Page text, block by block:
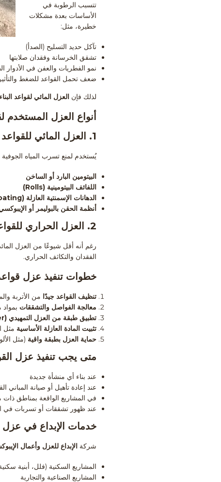
تتسبب الرطوبة في
الأساسات بعدة مشكلات
خطيرة، مثل:
تآكل حديد التسليح (الصدأ)
تشقق الخرسانة وفقدان صلابتها
نمو الفطريات والعفن في الأدوار
ضعف تحمل القواعد للضغط
لذلك فإن العزل المائي لقواعد البناء
أنواع العزل المستخدم
1.
العزل المائي للقواعد
يُستخدم لمنع تسرب المياه
البيتومين البارد أو الساخن
اللفائف البيتومينية (Rolls)
الدهانات الإسمنتية العازلة (Cementitious Coating)
أنظمة الحقن بالبوليمر أو
2. العزل الحراري
رغم أنه أقل شيوعًا من العزل
الفقدان والتكاثف الحراري.
خطوات تنفيذ عزل قواعد
تنظيف القواعد جيدًا من الأتربة
معالجة الفواصل والتشققات
تطبيق طبقة من العزل التمهيدي (Primer)
تثبيت المادة العازلة الأساسية مثل
حماية العزل بطبقة واقية (مثل
متى يجب تنفيذ عزل
عند بناء أي منشأة جديدة
عند إعادة تأهيل أو صيانة المباني
في المشاريع الواقعة بمناطق ذات
عند ظهور تشققات أو تسربات في
خدمات الإبداع في عزل
شركة الإبداع للعزل وأعمال
المشاريع السكنية (فلل، أبنية
المشاريع الصناعية والتجارية